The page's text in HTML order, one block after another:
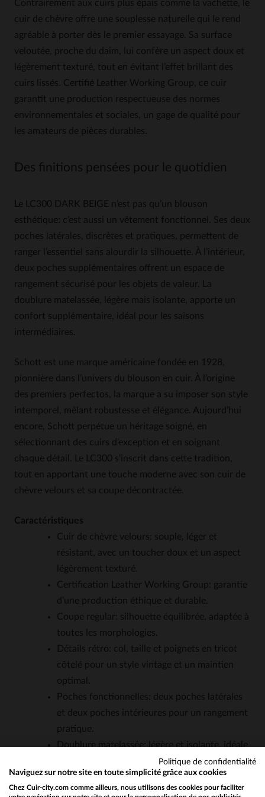
Contrairement aux cuirs plus épais comme la vachette, le
cuir de chèvre offre une souplesse naturelle qui le rend
agréable à porter dès le premier essayage. Sa surface
veloutée, proche du daim, lui confère un aspect doux et
légèrement texturé, tout en évitant l’effet brillant des
cuirs lissés. Certifié Leather Working Group, ce cuir
garantit une production respectueuse des normes
environnementales et sociales, un gage de qualité pour
les amateurs de pièces durables.
Des finitions pensées pour le quotidien
Le LC300 DARK BEIGE n’est pas qu’un blouson
esthétique: c’est aussi un vêtement fonctionnel. Ses deux
poches latérales, discrètes et pratiques, permettent de
ranger l’essentiel sans alourdir la silhouette. À l’intérieur,
deux poches supplémentaires offrent un espace de
rangement sécurisé pour les objets de valeur. La
doublure matelassée, légère mais isolante, apporte un
confort supplémentaire, idéal pour les saisons
intermédiaires.
Schott est une marque américaine fondée en 1928,
pionnière dans l’univers du blouson en cuir. À l’origine
des premiers perfectos, la marque a su imposer son style
intemporel, mêlant robustesse et élégance. Aujourd’hui
encore, Schott perpétue un héritage soigné, en
sélectionnant des cuirs d’exception et en soignant
chaque détail. Le LC300 s’inscrit dans cette tradition,
tout en apportant une touche moderne avec son cuir de
chèvre velours et sa coupe décontractée.
Caractéristiques
Cuir de chèvre velours: souple, léger et
résistant, avec un toucher doux et un aspect
légèrement texturé.
Certification Leather Working Group: garantie
d’une production éthique et durable.
Coupe regular: silhouette équilibrée, adaptée à
toutes les morphologies.
Détails rétro: col, taille et poignets en tricot
côtelé pour un style vintage et un maintien
optimal.
Poches fonctionnelles: deux poches latérales
et deux poches intérieures pour un rangement
pratique.
Doublure matelassée: légère et isolante, idéale
pour les saisons intermédiaires.
Entretien spécialisé: nettoyage recommandé
par un professionnel pour préserver la qualité
Politique de confidentialité
Naviguez sur notre site en toute simplicité grâce aux cookies
Chez Cuir-city.com comme ailleurs, nous utilisons des cookies pour faciliter